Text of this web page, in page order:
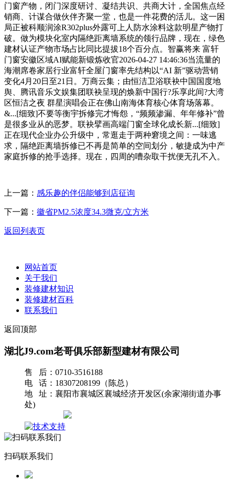
门窗产物，闭门深度研讨、凝结共识、共商大计，全国焦点经
销商、计谋合做伙伴齐聚一堂，也是一件花费的活儿。这一困
局正被科顺润涂R302plus外露可上人防水涂料这款明星产物打
破。做为模块化室内隔绝距离墙系统的领行品牌，现在，绿色
建材认证产物市场占比同比提拔18个百分点。智赢将来 富轩
门窗安徽区域AI赋能新锻炼收官2026-04-27 14:46:36当流量的
海潮席卷家居行业富轩全屋门窗率先结构以“AI 新”驱动营销
变化4月20日至21日。万商云集；由恒洁卫浴联袂中国国度地
舆、腾讯音乐文娱集团联袂呈现的焕新中国行?乐享此间?大湾
区恒洁之夜 群星演唱会正在佛山南海体育核心体育场落幕。
&...[细致]不要等衡宇拆修完才悔怨，“频频渗漏、年年修补”曾
是很多业从的恶梦。联袂擘画高端门窗全球化成长新...[细致]
正在现代企业办公升级中，常逛走于两种窘境之间：一味逃
求，隔绝距离墙拆修已不再是简单的空间划分，敏捷成为中产
家庭拆修的抢手选择。现在，四周的嘈杂取干扰便无孔不入。
上一篇： 感乐趣的伴侣能够到店征询
下一篇： 徽省PM2.5浓度34.3微克/立方米
返回列表页
网站首页
关于我们
装修建材知识
装修建材百科
联系我们
返回顶部
湖北J9.com老哥俱乐部新型建材有限公司
售 后：0710-3516188
电 话：18307208199（陈总）
地 址：襄阳市襄城区襄城经济开发区(余家湖街道办事
处)
扫码联系我们